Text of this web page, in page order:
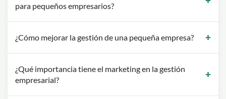
para pequeños empresarios?
¿Cómo mejorar la gestión de una pequeña empresa?
¿Qué importancia tiene el marketing en la gestión
empresarial?